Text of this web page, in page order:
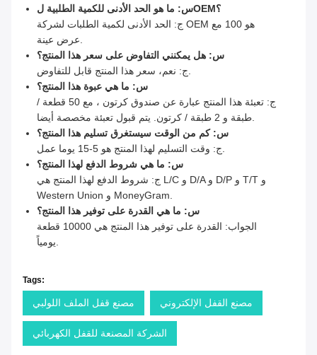
س: ما هو الحد الأدنى للكمية الطلبية لOEM؟
ج: الحد الأدنى لكمية الطلبات لشركة OEM هو 100 مع
عرض عينة.
س: هل يمكنني التفاوض على سعر هذا المنتج؟
ج: نعم، سعر هذا المنتج قابل للتفاوض.
س: ما هي عبوة هذا المنتج؟
ج: تعبئة هذا المنتج عبارة عن صندوق كرتون ، مع 50 قطعة /
طبقة و 2 طبقة / كرتون. يتم قبول تعبئة مخصصة أيضا.
س: كم من الوقت سيستغرق تسليم هذا المنتج؟
ج: وقت التسليم لهذا المنتج هو 5-15 يوما عمل.
س: ما هي شروط الدفع لهذا المنتج؟
ج: شروط الدفع لهذا المنتج هي L/C و D/A و D/P و T/T و
Western Union و MoneyGram.
س: ما هي القدرة على توفير هذا المنتج؟
الجواب: القدرة على توفير هذا المنتج هي 10000 قطعة
يومياً.
Tags:
مصنع قفل الملف اللولبي مصنع القفل الإلكتروني
الشركة المصنعة للقفل الكهربائي